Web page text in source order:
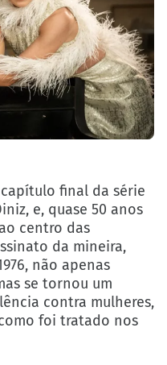
capítulo final da série
e, quase 50 anos
centro das
da mineira,
não apenas
se tornou um
contra mulheres,
foi tratado nos